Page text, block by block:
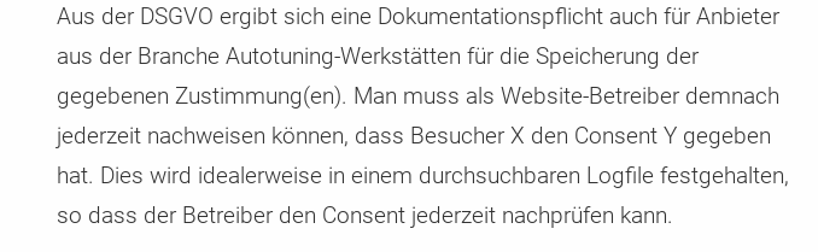
Aus der DSGVO ergibt sich eine Dokumentationspflicht auch für Anbieter
aus der Branche Autotuning-Werkstätten für die Speicherung der
gegebenen Zustimmung(en). Man muss als Website-Betreiber demnach
jederzeit nachweisen können, dass Besucher X den Consent Y gegeben
hat. Dies wird idealerweise in einem durchsuchbaren Logfile festgehalten,
so dass der Betreiber den Consent jederzeit nachprüfen kann.